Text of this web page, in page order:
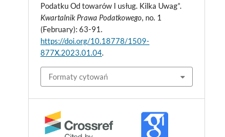
Podatku Od towarów I usług. Kilka Uwag”.
Kwartalnik Prawa Podatkowego, no. 1
(February): 63-91.
https://doi.org/10.18778/1509-
877X.2023.01.04.
Formaty cytowań